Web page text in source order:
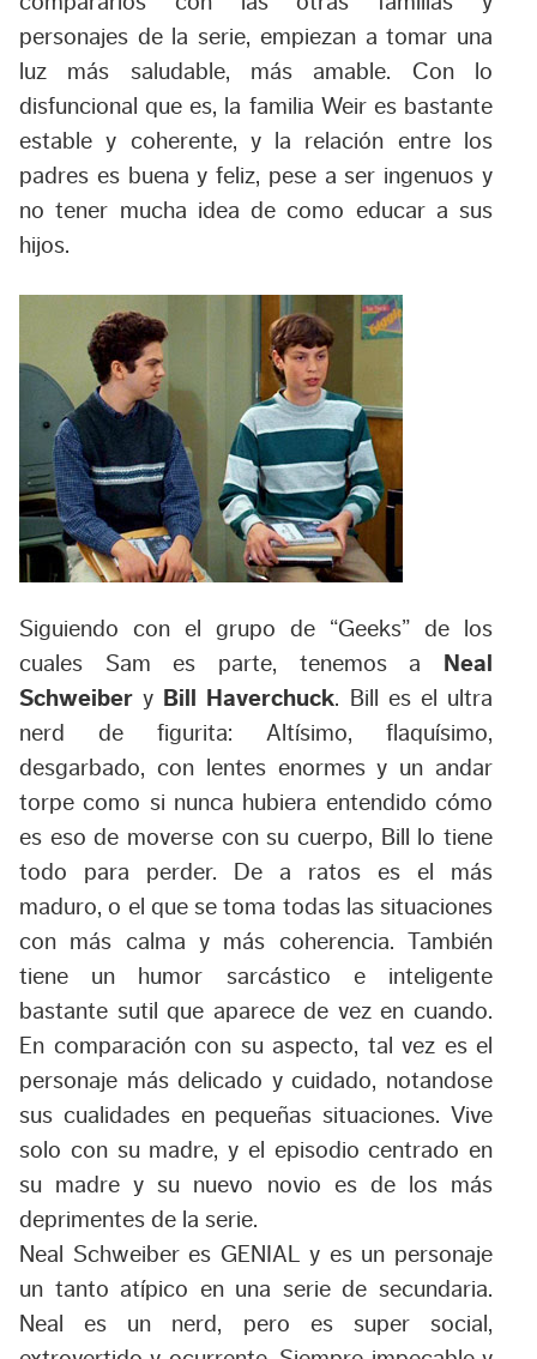
personajes de la serie, empiezan a tomar una
luz más saludable, más amable. Con lo
disfuncional que es, la familia Weir es bastante
estable y coherente, y la relación entre los
padres es buena y feliz, pese a ser ingenuos y
no tener mucha idea de como educar a sus
hijos.
Siguiendo con el grupo de “Geeks” de los
cuales Sam es parte, tenemos a
Neal
Schweiber y Bill Haverchuck. Bill es el ultra
nerd de figurita: Altísimo, flaquísimo,
desgarbado, con lentes enormes y un andar
torpe como si nunca hubiera entendido cómo
es eso de moverse con su cuerpo, Bill lo tiene
todo para perder. De a ratos es el más
maduro, o el que se toma todas las situaciones
con más calma y más coherencia. También
tiene un humor sarcástico e inteligente
bastante sutil que aparece de vez en cuando.
En comparación con su aspecto, tal vez es el
personaje más delicado y cuidado, notandose
sus cualidades en pequeñas situaciones. Vive
solo con su madre, y el episodio centrado en
su madre y su nuevo novio es de los más
deprimentes de la serie.
Neal Schweiber es GENIAL y es un personaje
un tanto atípico en una serie de secundaria.
Neal es un nerd, pero es super social,